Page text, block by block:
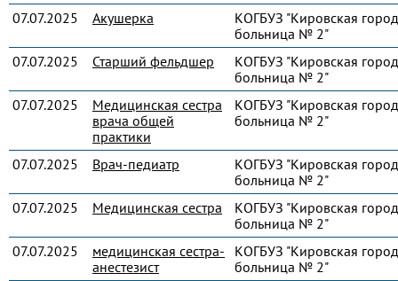
07.07.2025 Акушерка
КОГБУЗ "Кировская
больница № 2"
07.07.2025
Старший фельдшер
КОГБУЗ "Кировская
больница № 2"
07.07.2025
Медицинская сестра
врача общей
практики
КОГБУЗ "Кировская
больница № 2"
07.07.2025 Врач-педиатр
КОГБУЗ "Кировская
больница № 2"
07.07.2025
Медицинская сестра
КОГБУЗ "Кировская
больница № 2"
07.07.2025
медицинская сестра-
анестезист
КОГБУЗ "Кировская
больница № 2"